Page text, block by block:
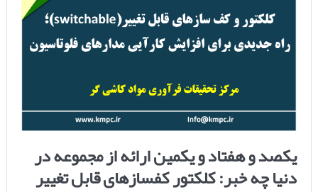
یکصد و هفتاد و یکمین ارائه از مجموعه در
دنیا چه خبر: کلکتور کفسازهای قابل تغییر